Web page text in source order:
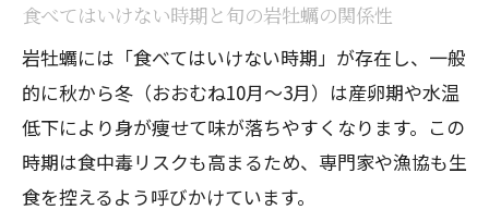
解説
岩牡蠣選びに迷った時のチェックポイント
新鮮な岩牡蠣を選ぶための見分け方
岩牡蠣の産地情報を選び方の基準にしよ
う
食べてはいけない時期の岩牡蠣とは
食べてはいけない時期と旬の岩牡蠣の関係性
岩牡蠣には「食べてはいけない時期」が存在し、一般
的に秋から冬（おおむね10月〜3月）は産卵期や水温
低下により身が痩せて味が落ちやすくなります。この
時期は食中毒リスクも高まるため、専門家や漁協も生
食を控えるよう呼びかけています。